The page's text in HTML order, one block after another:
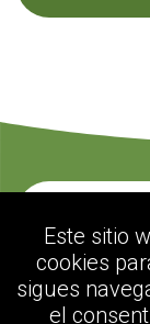
Este sitio
cookies
sigues
el